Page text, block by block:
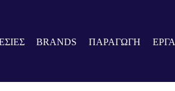
BRANDS ΠΑΡΑΓΩΓΗ ΕΡΓΑ